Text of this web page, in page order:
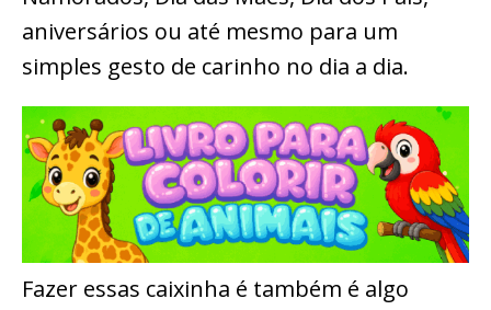
aniversários ou até mesmo para um
simples gesto de carinho no dia a dia.
Fazer essas caixinha é também é algo